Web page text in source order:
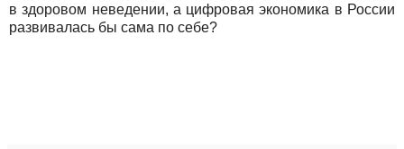
в здоровом неведении, а цифровая экономика в России
развивалась бы сама по себе?